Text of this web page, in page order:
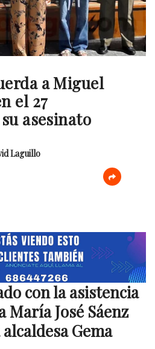
a Miguel
el 27
asesinato
Laguillo
con la asistencia
María José Sáenz
Gema